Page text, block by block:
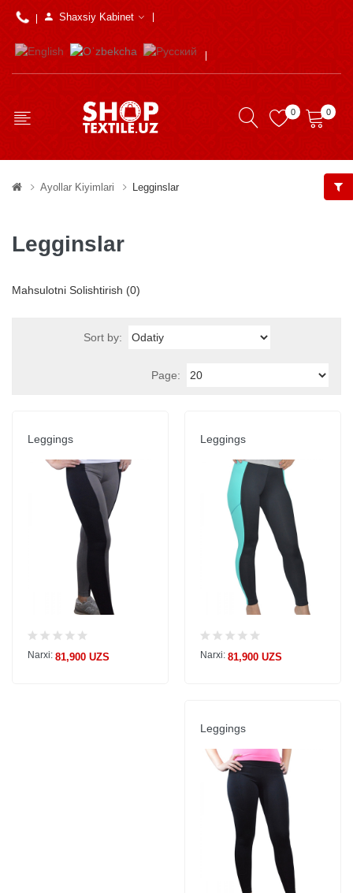
Shaxsiy Kabinet
0 0
Ayollar Kiyimlari Legginslar
Legginslar
Mahsulotni Solishtirish (0)
Sort by:
Page:
Leggings
Narxi: 81,900 UZS
Leggings
Narxi: 81,900 UZS
Leggings